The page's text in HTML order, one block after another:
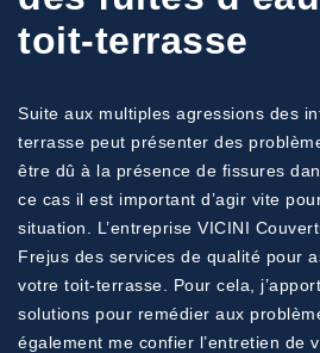
toit-terrasse
Suite aux multiples agressions des
terrasse peut présenter des
être dû à la présence de fissures
ce cas il est important d’agir vite
situation. L’entreprise VICINI
Frejus des services de qualité pour
votre toit-terrasse. Pour cela,
solutions pour remédier aux
également me confier l’entretien de